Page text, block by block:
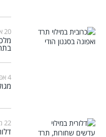
20 אפריל, 2021
4 אפריל, 2021
22 מרץ, 2021